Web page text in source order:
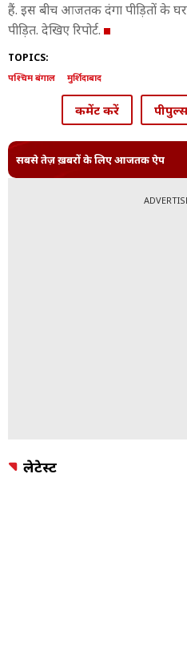
हैं. इस बीच आजतक दंगा पीड़ितों के
पीड़ित. देखिए रिपोर्ट.
TOPICS:
पश्चिम बंगाल मुर्शिदाबाद
कमेंट करें
सबसे तेज़ ख़बरों के लिए आजतक ऐप
लेटेस्ट